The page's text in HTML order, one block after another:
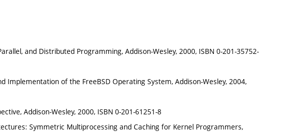
and Distributed Programming, Addison-Wesley, 2000, ISBN 0-201-35752-
Implementation of the FreeBSD Operating System, Addison-Wesley, 2004,
Addison-Wesley, 2000, ISBN 0-201-61251-8
Symmetric Multiprocessing and Caching for Kernel Programmers,